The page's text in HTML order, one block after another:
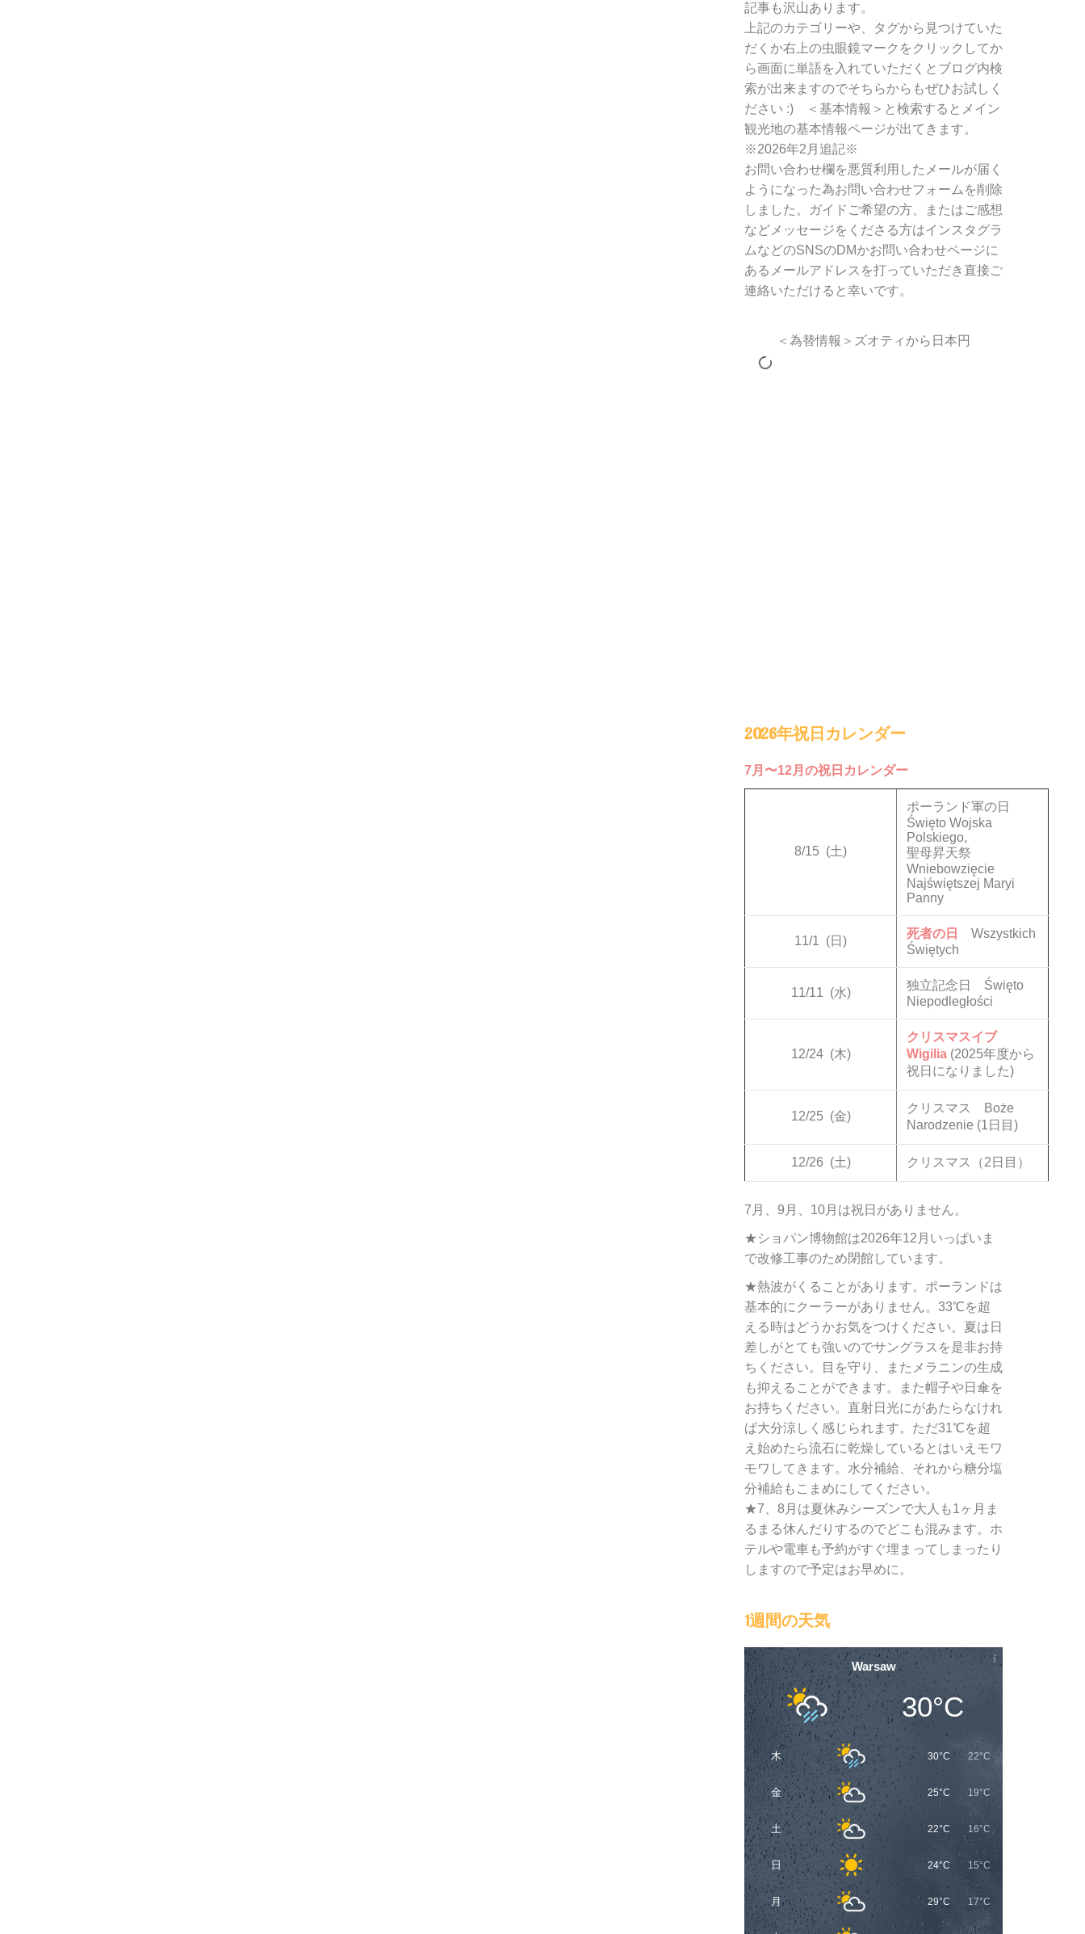
記事も沢山あります。
上記のカテゴリーや、タグから見つけていた
だくか右上の虫眼鏡マークをクリックしてか
ら画面に単語を入れていただくとブログ内検
索が出来ますのでそちらからもぜひお試しく
ださい :) ＜基本情報＞と検索するとメイン
観光地の基本情報ページが出てきます。
※2026年2月追記※
お問い合わせ欄を悪質利用したメールが届く
ようになった為お問い合わせフォームを削除
しました。ガイドご希望の方、またはご感想
などメッセージをくださる方はインスタグラ
ムなどのSNSのDMかお問い合わせページに
あるメールアドレスを打っていただき直接ご
連絡いただけると幸いです。
＜為替情報＞ズオティから日本円
2026年祝日カレンダー
7月〜12月の祝日カレンダー
8/15 (土)
ポーランド軍の日
Święto Wojska
Polskiego,
聖母昇天祭
Wniebowzięcie
Najświętszej Maryi
Panny
11/1 (日)
死者の日
Wszystkich
Świętych
11/11 (水)
独立記念日 Święto
Niepodległości
12/24 (木)
クリスマスイブ
Wigilia (2025年度から
祝日になりました)
12/25 (金)
クリスマス Boże
Narodzenie (1日目)
12/26 (土) クリスマス（2日目）
7月、9月、10月は祝日がありません。
★ショパン博物館は2026年12月いっぱいま
で改修工事のため閉館しています。
★熱波がくることがあります。ポーランドは
基本的にクーラーがありません。33℃を超
える時はどうかお気をつけください。夏は日
差しがとても強いのでサングラスを是非お持
ちください。目を守り、またメラニンの生成
も抑えることができます。また帽子や日傘を
お持ちください。直射日光にがあたらなけれ
ば大分涼しく感じられます。ただ31℃を超
え始めたら流石に乾燥しているとはいえモワ
モワしてきます。水分補給、それから糖分塩
分補給もこまめにしてください。
★7、8月は夏休みシーズンで大人も1ヶ月ま
るまる休んだりするのでどこも混みます。ホ
テルや電車も予約がすぐ埋まってしまったり
しますので予定はお早めに。
1週間の天気
Warsaw
30°C
木 30°C 22°C
金 25°C 19°C
土 22°C 16°C
日 24°C 15°C
月 29°C 17°C